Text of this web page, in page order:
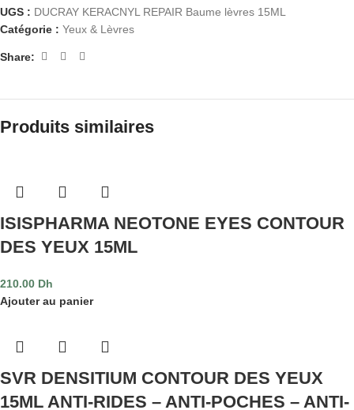
UGS : DUCRAY KERACNYL REPAIR Baume lèvres 15ML
Catégorie : Yeux & Lèvres
Share:
Produits similaires
ISISPHARMA NEOTONE EYES CONTOUR
DES YEUX 15ML
210.00 Dh
Ajouter au panier
SVR DENSITIUM CONTOUR DES YEUX
15ML ANTI-RIDES – ANTI-POCHES – ANTI-